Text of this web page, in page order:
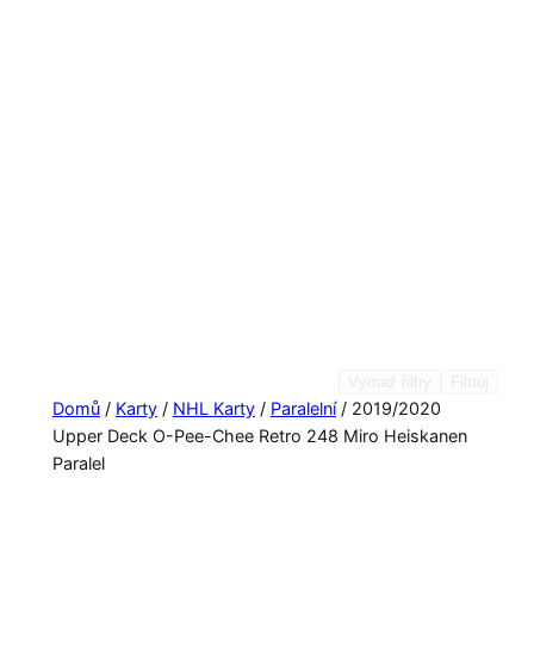
Domů/ Karty/ NHL Karty/ Paralelní/ 2019/2020
Upper Deck O-Pee-Chee Retro 248 Miro Heiskanen
Paralel